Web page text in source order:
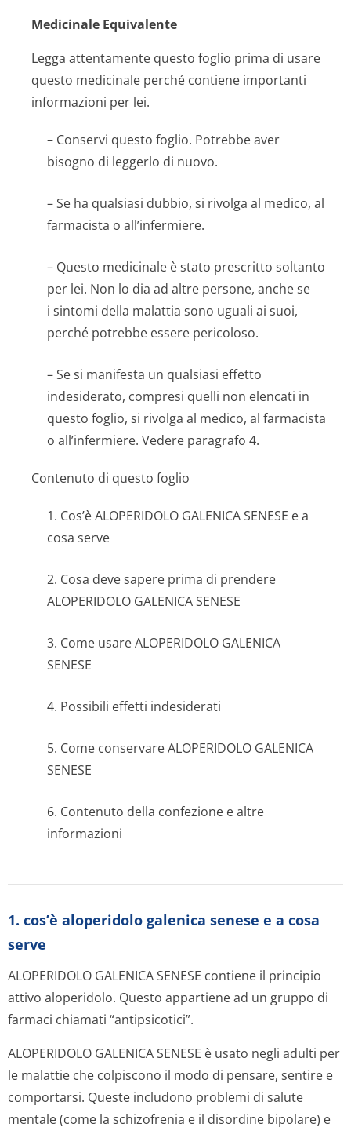
Medicinale Equivalente
Legga attentamente questo foglio prima di usare
questo medicinale perché contiene importanti
informazioni per lei.
– Conservi questo foglio. Potrebbe aver
bisogno di leggerlo di nuovo.
– Se ha qualsiasi dubbio, si rivolga al medico, al
farmacista o all’infermiere.
– Questo medicinale è stato prescritto soltanto
per lei. Non lo dia ad altre persone, anche se
i sintomi della malattia sono uguali ai suoi,
perché potrebbe essere pericoloso.
– Se si manifesta un qualsiasi effetto
indesiderato, compresi quelli non elencati in
questo foglio, si rivolga al medico, al farmacista
o all’infermiere. Vedere paragrafo 4.
Contenuto di questo foglio
1. Cos’è ALOPERIDOLO GALENICA SENESE e a
cosa serve
2. Cosa deve sapere prima di prendere
ALOPERIDOLO GALENICA SENESE
3. Come usare ALOPERIDOLO GALENICA
SENESE
4. Possibili effetti indesiderati
5. Come conservare ALOPERIDOLO GALENICA
SENESE
6. Contenuto della confezione e altre
informazioni
1. cos’è aloperidolo galenica senese e a cosa
serve
ALOPERIDOLO GALENICA SENESE contiene il principio
attivo aloperidolo. Questo appartiene ad un gruppo di
farmaci chiamati “antipsicotici”.
ALOPERIDOLO GALENICA SENESE è usato negli adulti per
le malattie che colpiscono il modo di pensare, sentire e
comportarsi. Queste includono problemi di salute
mentale (come la schizofrenia e il disordine bipolare) e